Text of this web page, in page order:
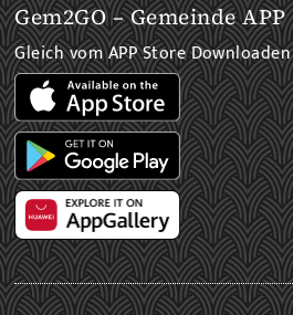
Gem2GO – Gemeinde APP
Gleich vom APP Store Downloaden